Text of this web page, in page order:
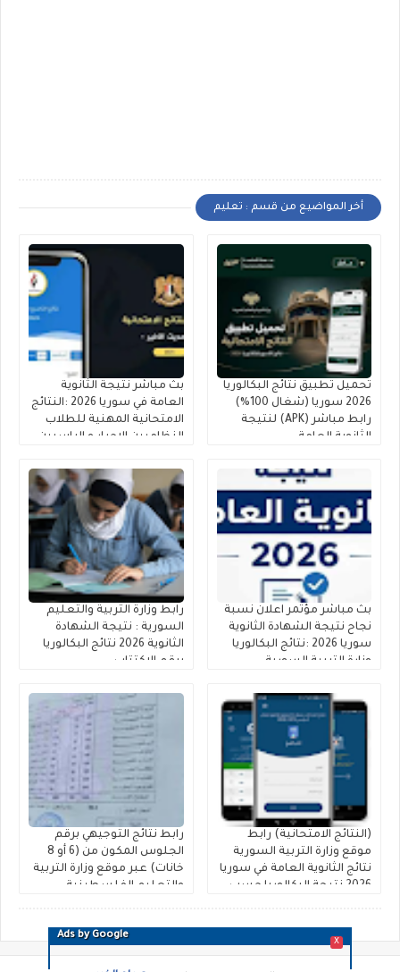
Ads by Google
X
أخر المواضيع من قسم : تعليم
تحميل تطبيق نتائج البكالوريا
2026 سوريا (شغال 100%)
رابط مباشر (APK) لنتيجة
الثانوية العامة
بث مباشر نتيجة الثانوية
العامة في سوريا 2026 :النتائج
الامتحانية المهنية للطلاب
النظاميين الاحرار و الراسبين
بث مباشر مؤتمر اعلان نسبة
نجاح نتيجة الشهادة الثانوية
سوريا 2026 :نتائج البكالوريا
وزارة التربية السورية
رابط وزارة التربية والتعليم
السورية : نتيجة الشهادة
الثانوية 2026 نتائج البكالوريا
برقم الاكتتاب
(النتائج الامتحانية) رابط
موقع وزارة التربية السورية
نتائج الثانوية العامة في سوريا
2026 نتيجة البكالوريا حسب
رابط نتائج التوجيهي برقم
الجلوس المكون من (6 أو 8
خانات) عبر موقع وزارة التربية
والتعليم الفلسطينية